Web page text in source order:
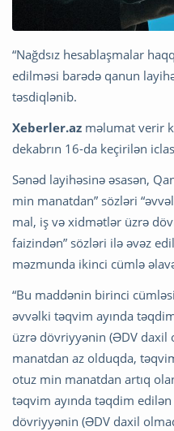
“Nağdsız hesablaşmalar
edilməsi barədə qanun
təsdiqlənib.
Xeberler.az məlumat verir
dekabrın 16-da keçirilən
Sənəd layihəsinə əsasən,
min manatdan” sözləri
mal, iş və xidmətlər üzrə
faizindən” sözləri ilə əvəz
məzmunda ikinci cümlə
“Bu maddənin birinci
əvvəlki təqvim ayında
üzrə dövriyyənin (ƏDV daxil
manatdan az olduqda,
otuz min manatdan artıq
təqvim ayında təqdim
dövriyyənin (ƏDV daxil